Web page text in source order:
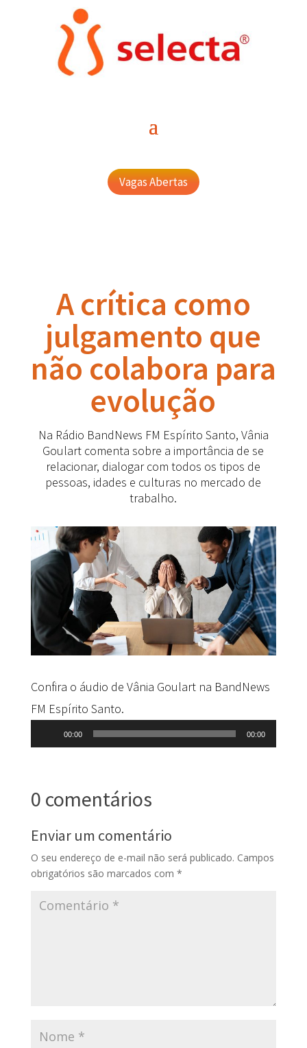
Vagas Abertas
A crítica como
julgamento que
não colabora para
evolução
Na Rádio BandNews FM Espírito Santo, Vânia
Goulart comenta sobre a importância de se
relacionar, dialogar com todos os tipos de
pessoas, idades e culturas no mercado de
trabalho.
Confira o áudio de Vânia Goulart na BandNews
FM Espírito Santo.
Tocador
de
00:00 00:00
0 comentários
Enviar um comentário
O seu endereço de e-mail não será publicado. Campos
obrigatórios são marcados com *